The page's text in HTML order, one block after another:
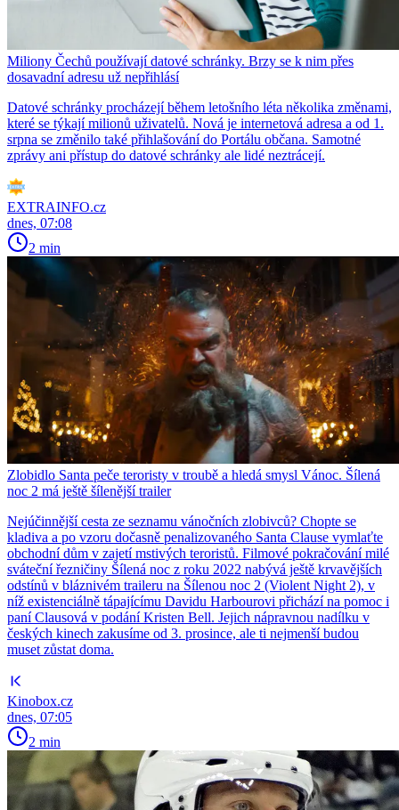
Miliony Čechů používají datové schránky. Brzy se k nim přes
dosavadní adresu už nepřihlásí
Datové schránky procházejí během letošního léta několika změnami,
které se týkají milionů uživatelů. Nová je internetová adresa a od 1.
srpna se změnilo také přihlašování do Portálu občana. Samotné
zprávy ani přístup do datové schránky ale lidé neztrácejí.
EXTRAINFO.cz
dnes, 07:08
2 min
Zlobidlo Santa peče teroristy v troubě a hledá smysl Vánoc. Šílená
noc 2 má ještě šílenější trailer
Nejúčinnější cesta ze seznamu vánočních zlobivců? Chopte se
kladiva a po vzoru dočasně penalizovaného Santa Clause vymlaťte
obchodní dům v zajetí mstivých teroristů. Filmové pokračování milé
sváteční řezničiny Šílená noc z roku 2022 nabývá ještě krvavějších
odstínů v bláznivém traileru na Šílenou noc 2 (Violent Night 2), v
níž existenciálně tápajícímu Davidu Harbourovi přichází na pomoc i
paní Clausová v podání Kristen Bell. Jejich nápravnou nadílku v
českých kinech zakusíme od 3. prosince, ale ti nejmenší budou
muset zůstat doma.
Kinobox.cz
dnes, 07:05
2 min